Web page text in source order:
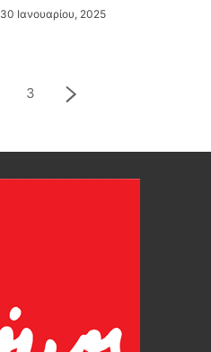
30 Ιανουαρίου, 2025
3